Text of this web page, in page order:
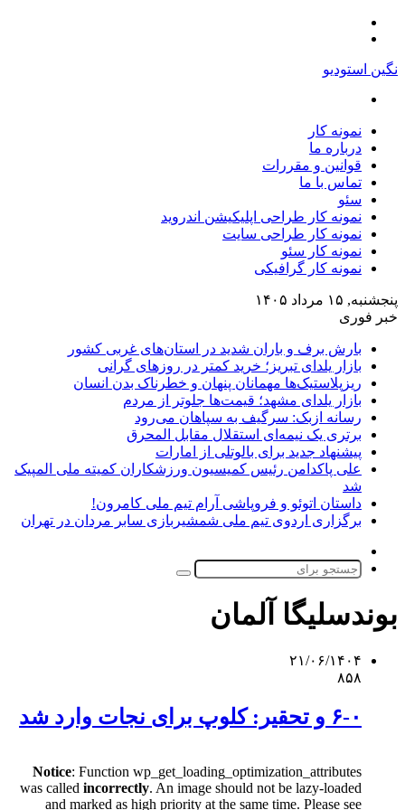
نگین استودیو
نمونه کار
درباره ما
قوانین و مقررات
تماس با ما
سئو
نمونه کار طراحی اپلیکیشن اندروید
نمونه کار طراحی سایت
نمونه کار سئو
نمونه کار گرافیکی
پنجشنبه, ۱۵ مرداد ۱۴۰۵
خبر فوری
بارش برف و باران شدید در استان‌های غربی کشور
بازار یلدای تبریز؛ خرید کمتر در روزهای گرانی
ریزپلاستیک‌ها مهمانان پنهان و خطرناک بدن انسان
بازار یلدای مشهد؛ قیمت‌ها جلوتر از مردم
رسانه ازبک: سرگیف به سپاهان می‌رود
برتری یک نیمه‌ای استقلال مقابل المحرق
پیشنهاد جدید برای بالوتلی از امارات
علی پاکدامن رئیس کمیسیون ورزشکاران کمیته ملی المپیک
شد
داستان اتوئو و فروپاشی آرام تیم ملی کامرون!
برگزاری اردوی تیم ملی شمشیربازی سابر مردان در تهران
پوسته
جستجو
بوندسلیگا آلمان
۲۱/۰۶/۱۴۰۴
۸۵۸
۶-۰ و تحقیر: کلوپ برای نجات وارد شد
Notice: Function wp_get_loading_optimization_attributes
was called incorrectly. An image should not be lazy-loaded
and marked as high priority at the same time. Please see